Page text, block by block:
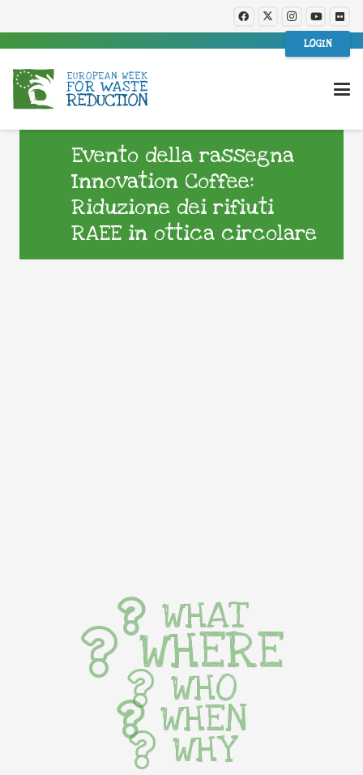
LOGIN
Evento della rassegna
Innovation Coffee:
Riduzione dei rifiuti
RAEE in ottica circolare
WHAT
WHERE
WHO
WHEN
WHY